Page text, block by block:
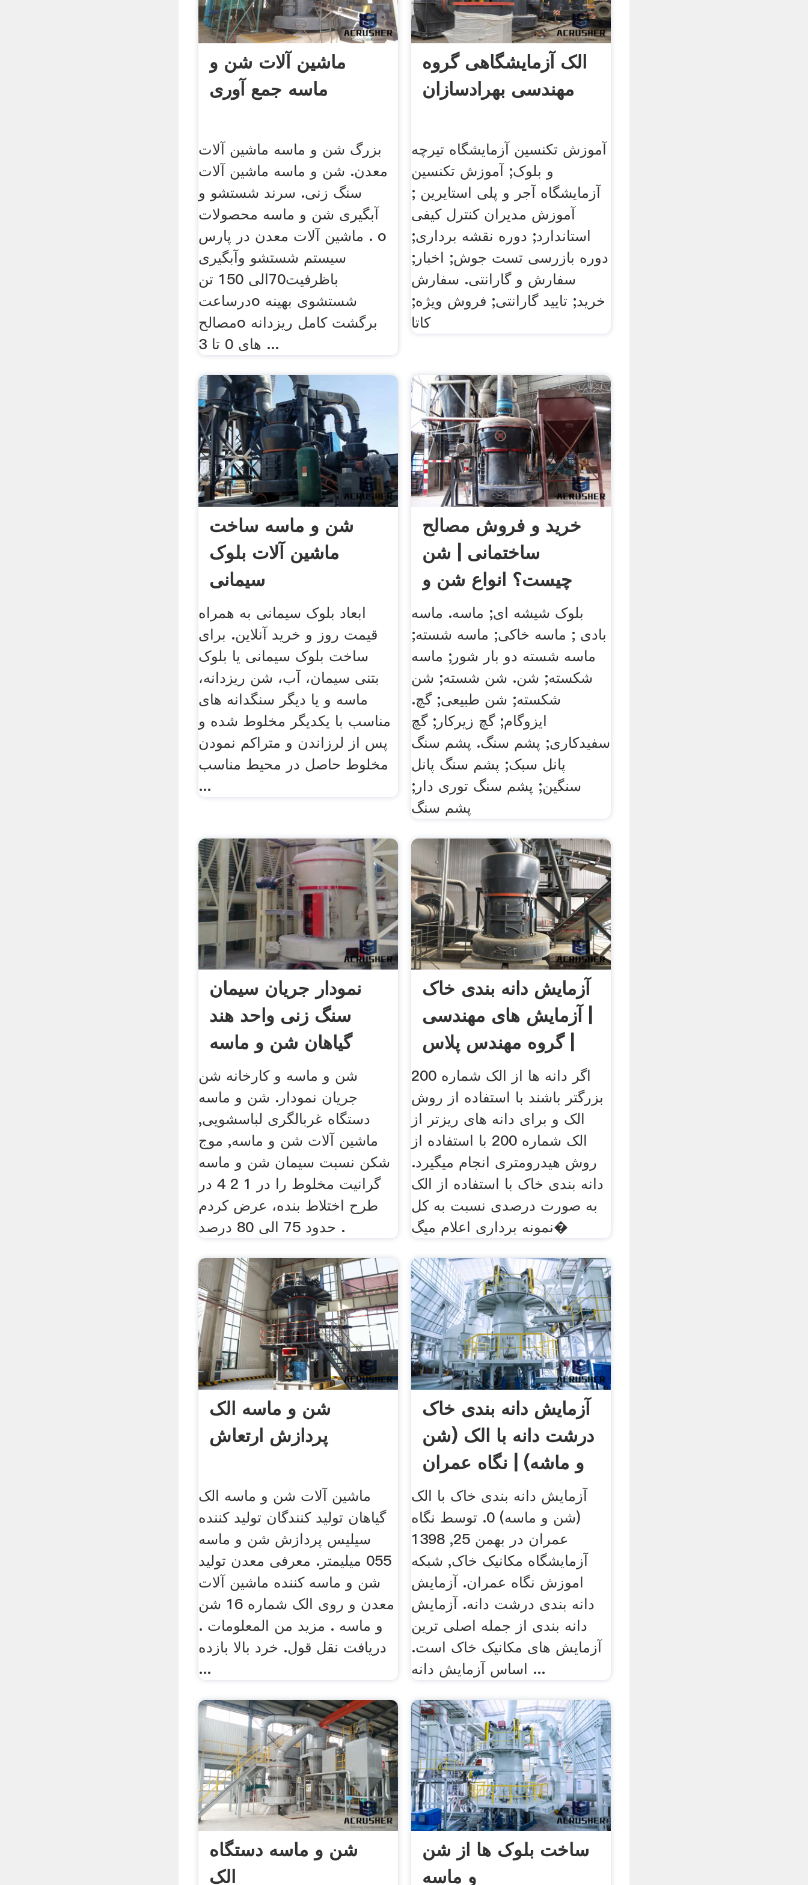
ماشین آلات شن و
ماسه جمع آوری
بزرگ شن و ماسه ماشین آلات
معدن. شن و ماسه ماشین آلات
سنگ زنی. سرند شستشو و
آبگیری شن و ماسه محصولات
ماشین آلات معدن در پارس . o
سیستم شستشو وآبگیری
باظرفیت70الی 150 تن
درساعتo شستشوی بهینه
مصالحo برگشت کامل ریزدانه
های 0 تا 3 ...
الک آزمایشگاهی گروه
مهندسی بهرادسازان
آموزش تکنسین آزمایشگاه تیرچه
و بلوک; آموزش تکنسین
آزمایشگاه آجر و پلی استایرین ;
آموزش مدیران کنترل کیفی
استاندارد; دوره نقشه برداری;
دوره بازرسی تست جوش; اخبار;
سفارش و گارانتی. سفارش
خرید; تایید گارانتی; فروش ویژه;
کاتا
شن و ماسه ساخت
ماشین آلات بلوک
سیمانی
ابعاد بلوک سیمانی به همراه
قیمت روز و خرید آنلاین. برای
ساخت بلوک سیمانی یا بلوک
بتنی سیمان، آب، شن ریزدانه،
ماسه و یا دیگر سنگدانه های
مناسب با یکدیگر مخلوط شده و
پس از لرزاندن و متراکم نمودن
مخلوط حاصل در محیط مناسب
...
خرید و فروش مصالح
ساختمانی | شن
چیست؟ انواع شن و
لیست ...
بلوک شیشه ای; ماسه. ماسه
بادی ; ماسه خاکی; ماسه شسته;
ماسه شسته دو بار شور; ماسه
شکسته; شن. شن شسته; شن
شکسته; شن طبیعی; گچ.
ایزوگام; گچ زیرکار; گچ
سفیدکاری; پشم سنگ. پشم سنگ
پانل سبک; پشم سنگ پانل
سنگین; پشم سنگ توری دار;
پشم سنگ
نمودار جریان سیمان
سنگ زنی واحد هند
گیاهان شن و ماسه
شن و ماسه و کارخانه شن
جریان نمودار. شن و ماسه
دستگاه غربالگری لباسشویی,
ماشین آلات شن و ماسه, موج
شکن نسبت سیمان شن و ماسه
گرانیت مخلوط را در 1 2 4 در
طرح اختلاط بنده، عرض کردم
حدود 75 الی 80 درصد .
آزمایش دانه بندی خاک
| آزمایش های مهندسی
| گروه مهندس پلاس
اگر دانه ها از الک شماره 200
بزرگتر باشند با استفاده از روش
الک و برای دانه های ریزتر از
الک شماره 200 با استفاده از
روش هیدرومتری انجام میگیرد.
دانه بندی خاک با استفاده از الک
به صورت درصدی نسبت به کل
نمونه برداری اعلام میگ�
شن و ماسه الک
پردازش ارتعاش
ماشین آلات شن و ماسه الک
گیاهان تولید کنندگان تولید کننده
سیلیس پردازش شن و ماسه
055 میلیمتر. معرفی معدن تولید
شن و ماسه کننده ماشین آلات
معدن و روی الک شماره 16 شن
و ماسه . مزيد من المعلومات .
دریافت نقل قول. خرد بالا بازده
...
آزمایش دانه بندی خاک
درشت دانه با الک (شن
و ماشه) | نگاه عمران
آزمایش دانه بندی خاک با الک
(شن و ماسه) 0. توسط نگاه
عمران در بهمن 25, 1398
آزمایشگاه مکانیک خاک, شبکه
اموزش نگاه عمران. آزمایش
دانه بندی درشت دانه. آزمایش
دانه بندی از جمله اصلی ترین
آزمایش های مکانیک خاک است.
اساس آزمایش دانه ...
شن و ماسه دستگاه
الک
ساخت بلوک ها از شن
و ماسه